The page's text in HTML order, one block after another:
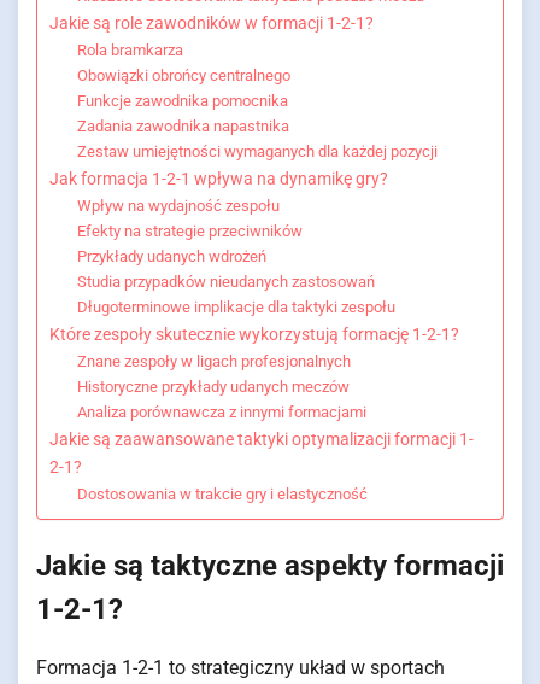
Jakie są role zawodników w formacji 1-2-1?
Rola bramkarza
Obowiązki obrońcy centralnego
Funkcje zawodnika pomocnika
Zadania zawodnika napastnika
Zestaw umiejętności wymaganych dla każdej pozycji
Jak formacja 1-2-1 wpływa na dynamikę gry?
Wpływ na wydajność zespołu
Efekty na strategie przeciwników
Przykłady udanych wdrożeń
Studia przypadków nieudanych zastosowań
Długoterminowe implikacje dla taktyki zespołu
Które zespoły skutecznie wykorzystują formację 1-2-1?
Znane zespoły w ligach profesjonalnych
Historyczne przykłady udanych meczów
Analiza porównawcza z innymi formacjami
Jakie są zaawansowane taktyki optymalizacji formacji 1-
2-1?
Dostosowania w trakcie gry i elastyczność
Jakie są taktyczne aspekty formacji
1-2-1?
Formacja 1-2-1 to strategiczny układ w sportach